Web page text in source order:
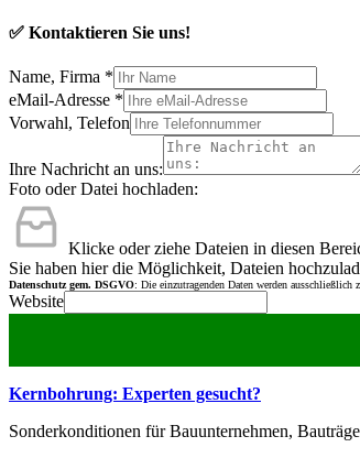
✅ Kontaktieren Sie uns!
Name, Firma *
eMail-Adresse *
Vorwahl, Telefon
Ihre Nachricht an uns:
Foto oder Datei hochladen:
Klicke oder ziehe Dateien in diesen
Sie haben hier die Möglichkeit, Dateien
Datenschutz gem. DSGVO: Die einzutragenden Daten werden ausschließlich
Website
Kernbohrung: Experten gesucht?
Sonderkonditionen für Bauunternehmen,